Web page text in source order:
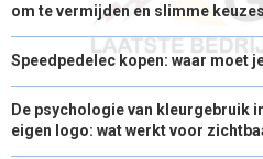
om te vermijden en slimme keuzes
Speedpedelec kopen: waar moet
De psychologie van kleurgebruik
eigen logo: wat werkt voor